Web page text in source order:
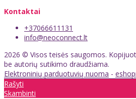
Kontaktai
+37066611131
info@neoconnect.lt
2026 © Visos teisės saugomos.
be autorių sutikimo draudžiama.
Elektroninių parduotuvių nuoma -
Rašyti
Skambinti